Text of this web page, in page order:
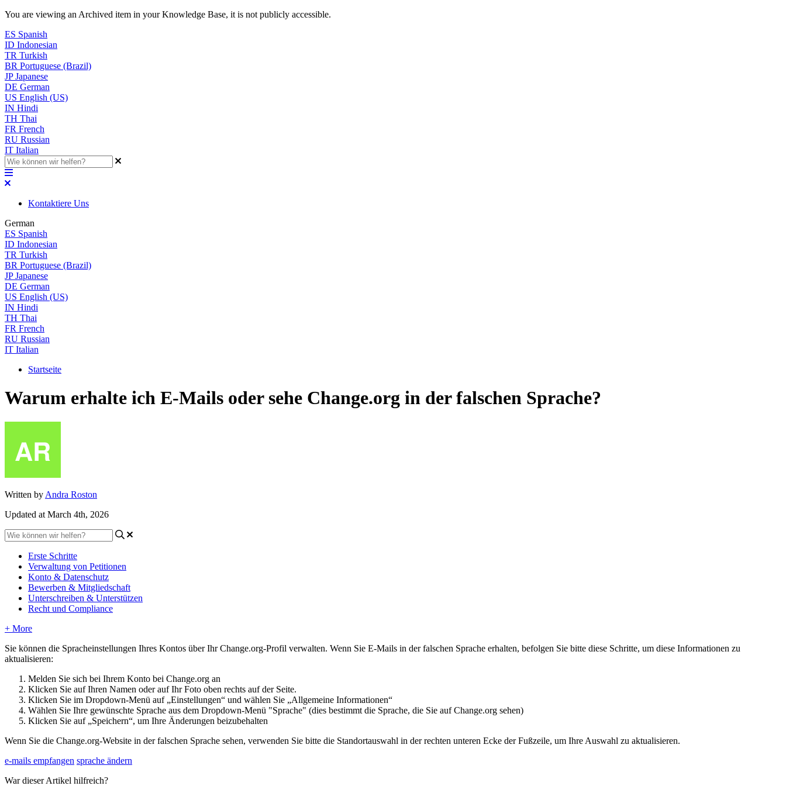
You are viewing an Archived item in your Knowledge Base, it is not publicly accessible.
ES Spanish
ID Indonesian
TR Turkish
BR Portuguese (Brazil)
JP Japanese
DE German
US English (US)
IN Hindi
TH Thai
FR French
RU Russian
IT Italian
Kontaktiere Uns
German
ES Spanish
ID Indonesian
TR Turkish
BR Portuguese (Brazil)
JP Japanese
DE German
US English (US)
IN Hindi
TH Thai
FR French
RU Russian
IT Italian
Startseite
Warum erhalte ich E-Mails oder sehe Change.org in der falschen Sprache?
Written by Andra Roston
Updated at March 4th, 2026
Erste Schritte
Verwaltung von Petitionen
Konto & Datenschutz
Bewerben & Mitgliedschaft
Unterschreiben & Unterstützen
Recht und Compliance
+ More
Sie können die Spracheinstellungen Ihres Kontos über Ihr Change.org-Profil verwalten. Wenn Sie E-Mails in der falschen Sprache erhalten, befolgen Sie bitte diese Schritte, um diese Informationen zu
aktualisieren:
Melden Sie sich bei Ihrem Konto bei Change.org an
Klicken Sie auf Ihren Namen oder auf Ihr Foto oben rechts auf der Seite.
Klicken Sie im Dropdown-Menü auf „Einstellungen“ und wählen Sie „Allgemeine Informationen“
Wählen Sie Ihre gewünschte Sprache aus dem Dropdown-Menü "Sprache" (dies bestimmt die Sprache, die Sie auf Change.org sehen)
Klicken Sie auf „Speichern“, um Ihre Änderungen beizubehalten
Wenn Sie die Change.org-Website in der falschen Sprache sehen, verwenden Sie bitte die Standortauswahl in der rechten unteren Ecke der Fußzeile, um Ihre Auswahl zu aktualisieren.
e-mails empfangen sprache ändern
War dieser Artikel hilfreich?